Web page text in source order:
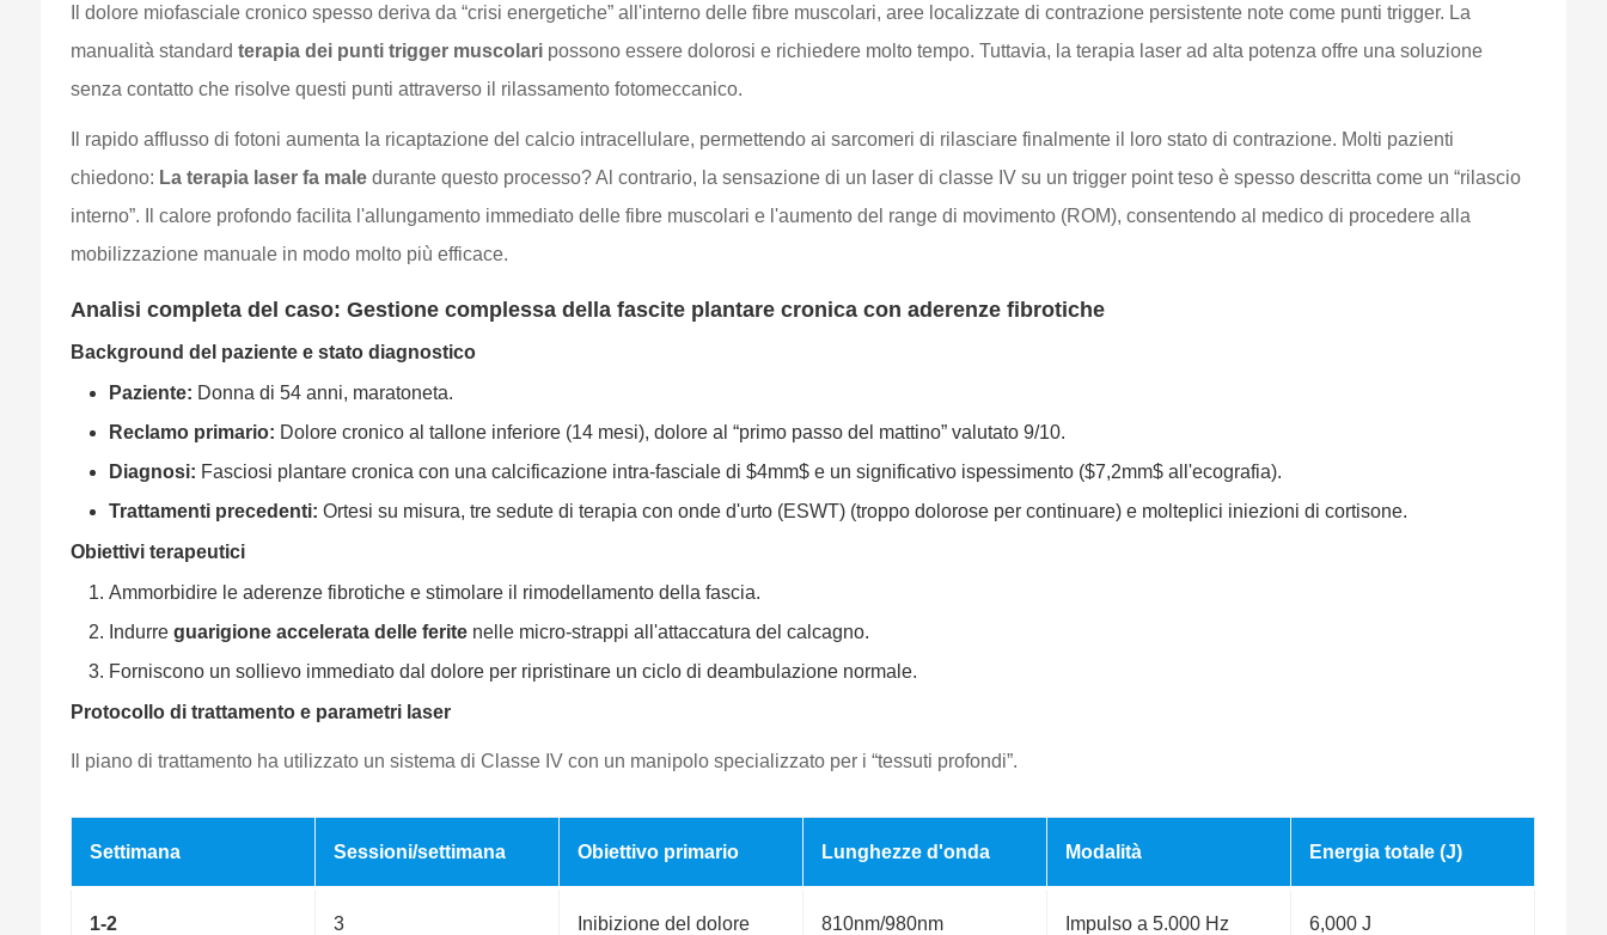
Il dolore miofasciale cronico spesso deriva da “crisi energetiche” all'interno delle fibre muscolari, aree localizzate di contrazione persistente note come punti trigger. La
manualità standardterapia dei punti trigger muscolari possono essere dolorosi e richiedere molto tempo. Tuttavia, la terapia laser ad alta potenza offre una soluzione
senza contatto che risolve questi punti attraverso il rilassamento fotomeccanico.
Il rapido afflusso di fotoni aumenta la ricaptazione del calcio intracellulare, permettendo ai sarcomeri di rilasciare finalmente il loro stato di contrazione. Molti pazienti
chiedono: La terapia laser fa male durante questo processo? Al contrario, la sensazione di un laser di classe IV su un trigger point teso è spesso descritta come un “rilascio
interno”. Il calore profondo facilita l'allungamento immediato delle fibre muscolari e l'aumento del range di movimento (ROM), consentendo al medico di procedere alla
mobilizzazione manuale in modo molto più efficace.
Analisi completa del caso: Gestione complessa della fascite plantare cronica con aderenze fibrotiche
Background del paziente e stato diagnostico
Paziente: Donna di 54 anni, maratoneta.
Reclamo primario: Dolore cronico al tallone inferiore (14 mesi), dolore al “primo passo del mattino” valutato 9/10.
Diagnosi: Fasciosi plantare cronica con una calcificazione intra-fasciale di $4mm$ e un significativo ispessimento ($7,2mm$ all'ecografia).
Trattamenti precedenti: Ortesi su misura, tre sedute di terapia con onde d'urto (ESWT) (troppo dolorose per continuare) e molteplici iniezioni di cortisone.
Obiettivi terapeutici
Ammorbidire le aderenze fibrotiche e stimolare il rimodellamento della fascia.
Indurreguarigione accelerata delle ferite nelle micro-strappi all'attaccatura del calcagno.
Forniscono un sollievo immediato dal dolore per ripristinare un ciclo di deambulazione normale.
Protocollo di trattamento e parametri laser
Il piano di trattamento ha utilizzato un sistema di Classe IV con un manipolo specializzato per i “tessuti profondi”.
Settimana Sessioni/settimana Obiettivo primario Lunghezze d'onda Modalità Energia totale (J)
1-2 3 Inibizione del dolore 810nm/980nm Impulso a 5.000 Hz 6,000 J